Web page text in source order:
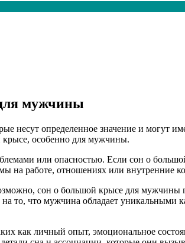
мужчины
несут определенное значение и могут
крысе, особенно для мужчины.
или опасностью. Если сон о
на работе, отношениях или внутренние
сон о большой крысе для мужчины
то, что мужчина обладает уникальными
как личный опыт, эмоциональное